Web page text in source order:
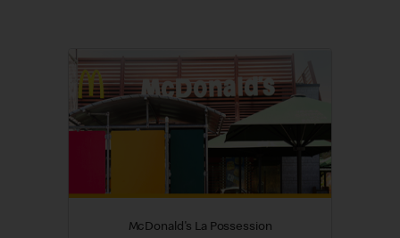
McDonald's La Possession